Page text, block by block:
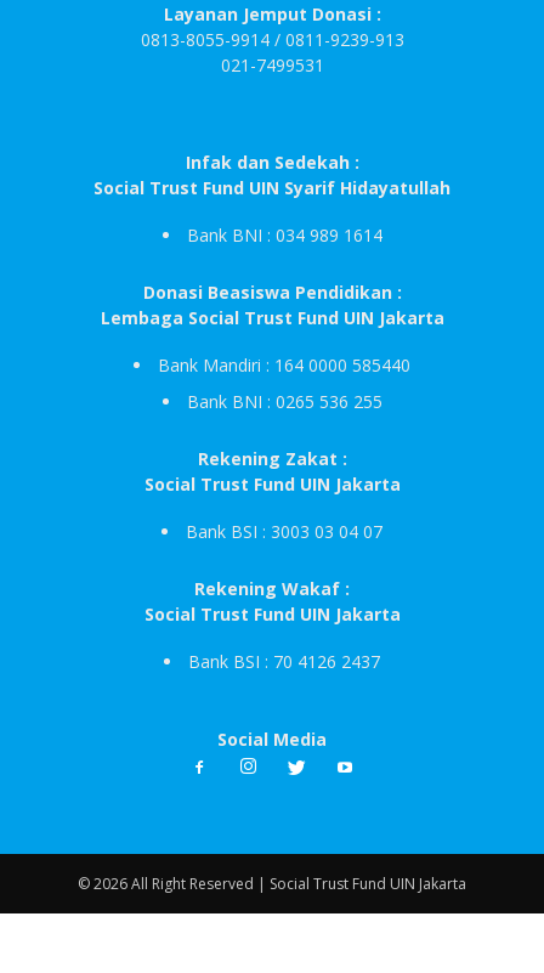
Layanan Jemput Donasi :
0813-8055-9914 / 0811-9239-913
021-7499531
Infak dan Sedekah :
Social Trust Fund UIN Syarif Hidayatullah
Bank BNI : 034 989 1614
Donasi Beasiswa Pendidikan :
Lembaga Social Trust Fund UIN Jakarta
Bank Mandiri : 164 0000 585440
Bank BNI : 0265 536 255
Rekening Zakat :
Social Trust Fund UIN Jakarta
Bank BSI : 3003 03 04 07
Rekening Wakaf :
Social Trust Fund UIN Jakarta
Bank BSI : 70 4126 2437
Social Media
© 2026 All Right Reserved | Social Trust Fund UIN Jakarta